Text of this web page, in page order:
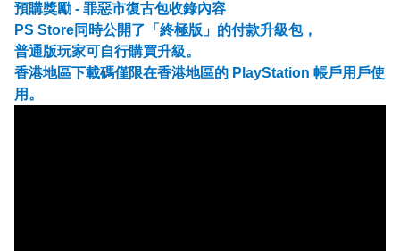
預購獎勵 - 罪惡市復古包收錄內容
PS Store同時公開了「終極版」的付款升級包，
普通版玩家可自行購買升級。
香港地區下載碼僅限在香港地區的 PlayStation 帳戶用戶使
用。